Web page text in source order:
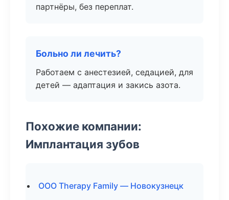
партнёры, без переплат.
Больно ли лечить?
Работаем с анестезией, седацией, для
детей — адаптация и закись азота.
Похожие компании:
Имплантация зубов
ООО Therapy Family — Новокузнецк